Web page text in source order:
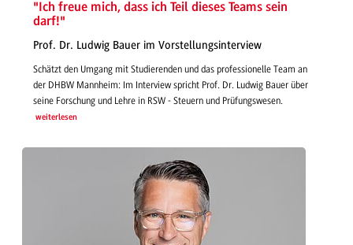
"Ich freue mich, dass ich Teil dieses Teams sein
darf!"
Prof. Dr. Ludwig Bauer im Vorstellungsinterview
Schätzt den Umgang mit Studierenden und das professionelle Team an
der DHBW Mannheim: Im Interview spricht Prof. Dr. Ludwig Bauer über
seine Forschung und Lehre in RSW - Steuern und Prüfungswesen.
weiterlesen